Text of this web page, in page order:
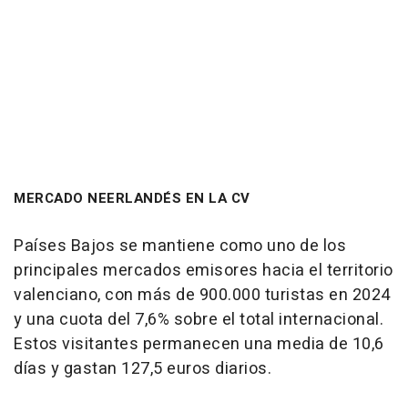
MERCADO NEERLANDÉS EN LA CV
Países Bajos se mantiene como uno de los
principales mercados emisores hacia el territorio
valenciano, con más de 900.000 turistas en 2024
y una cuota del 7,6% sobre el total internacional.
Estos visitantes permanecen una media de 10,6
días y gastan 127,5 euros diarios.